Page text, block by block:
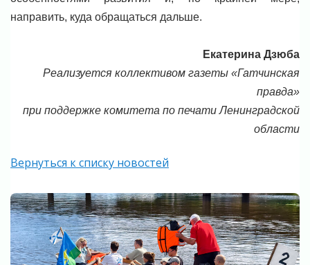
направить, куда обращаться дальше.
Екатерина Дзюба
Реализуется коллективом газеты «Гатчинская
правда»
при поддержке комитета по печати Ленинградской
области
Вернуться к списку новостей